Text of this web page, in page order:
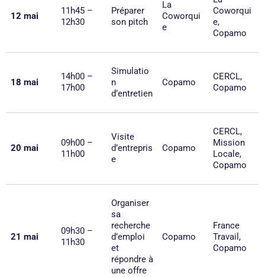
12 mai
11h45 –
12h30
Préparer
son pitch
La
Coworqui
e
Coworqui
e,
Copamo
18 mai
14h00 –
17h00
Simulatio
n
d’entretien
Copamo
CERCL,
Copamo
20 mai
09h00 –
11h00
Visite
d’entrepris
e
Copamo
CERCL,
Mission
Locale,
Copamo
21 mai
09h30 –
11h30
Organiser
sa
recherche
d’emploi
et
répondre à
une offre
Copamo
France
Travail,
Copamo